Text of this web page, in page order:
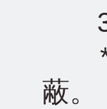
3.
*使
蔽。